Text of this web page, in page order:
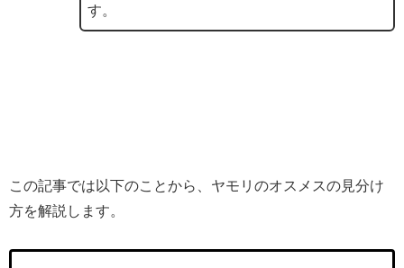
す。
この記事では以下のことから、ヤモリのオスメスの見分け
方を解説します。